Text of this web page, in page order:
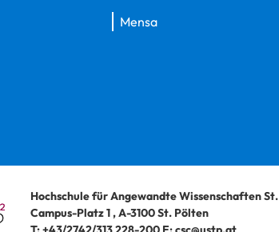
Mensa
Hochschule für Angewandte Wissenschaften
Campus-Platz 1,A-3100St. Pölten